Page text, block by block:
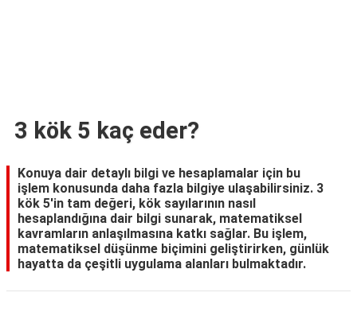
3 kök 5 kaç eder?
Konuya dair detaylı bilgi ve hesaplamalar için bu
işlem konusunda daha fazla bilgiye ulaşabilirsiniz. 3
kök 5'in tam değeri, kök sayılarının nasıl
hesaplandığına dair bilgi sunarak, matematiksel
kavramların anlaşılmasına katkı sağlar. Bu işlem,
matematiksel düşünme biçimini geliştirirken, günlük
hayatta da çeşitli uygulama alanları bulmaktadır.